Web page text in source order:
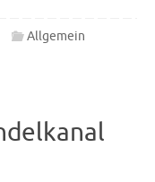
Allgemein